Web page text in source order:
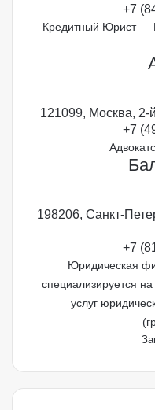
+7
Кредитный Юрист —
121099, Москва, 2-
+7
198206, Санкт-
+7
Юридическая
специализируется
услуг